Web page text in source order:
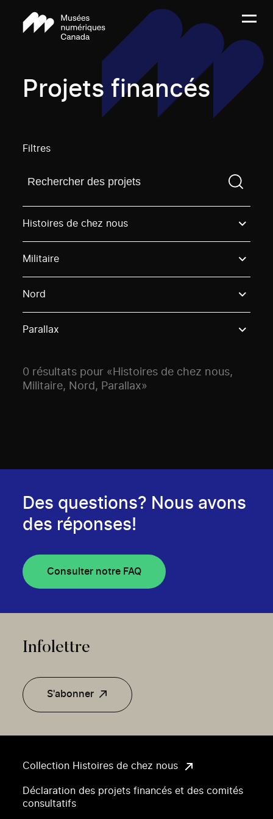
Projets financés
Filtres
Trouvez un projetVous devez saisir un terme de
Histoires de chez nous
Militaire
Nord
Parallax
0 résultats pour «Histoires de chez nous,
Militaire, Nord, Parallax»
Collection Histoires de chez nous
Déclaration des projets financés et des comités
consultatifs
Des questions? Nous avons
des réponses!
Consulter notre FAQ
Infolettre
S'abonner